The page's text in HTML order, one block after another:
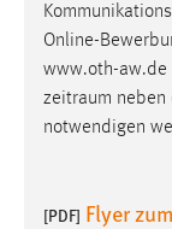
Online-
www.oth-aw.de
zeitraum neben
notwendigen
[PDF] Flyer